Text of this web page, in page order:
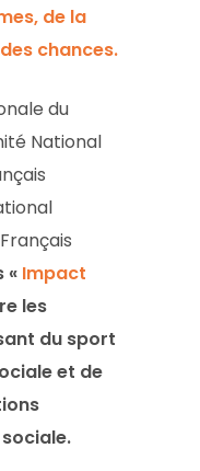
de la
chances.
du
National
« Impact
les
du sport
et de